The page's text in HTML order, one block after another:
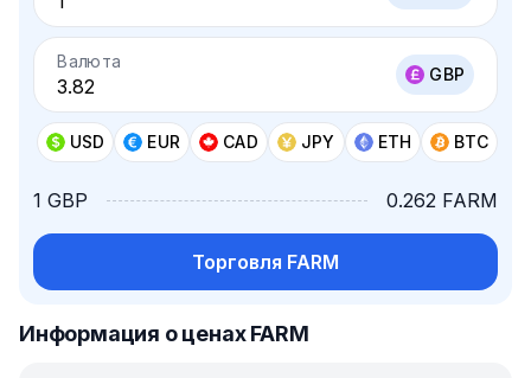
Валюта
GBP
USD EUR CAD JPY ETH BTC
1 GBP 0.262 FARM
Торговля FARM
Информация о ценах FARM